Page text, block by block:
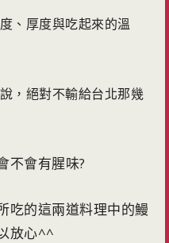
、厚度與吃起來的溫
，絕對不輸給台北那幾
不會有腥味?
吃的這兩道料理中的鰻
放心^^